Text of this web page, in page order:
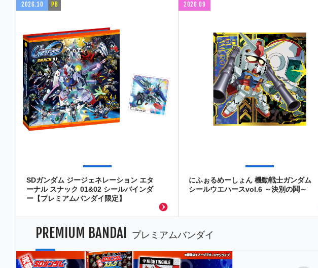
2026.10 PB
SDガンダム ジージェネレーション エタ
ーナル スナック 01&02 シールバインダ
ー【プレミアムバンダイ限定】
2026.09
にふぉるめーしょん 機動戦士ガンダム
シールウエハースvol.6 ～決別の鬨～
PREMIUM BANDAI プレミアムバンダイ